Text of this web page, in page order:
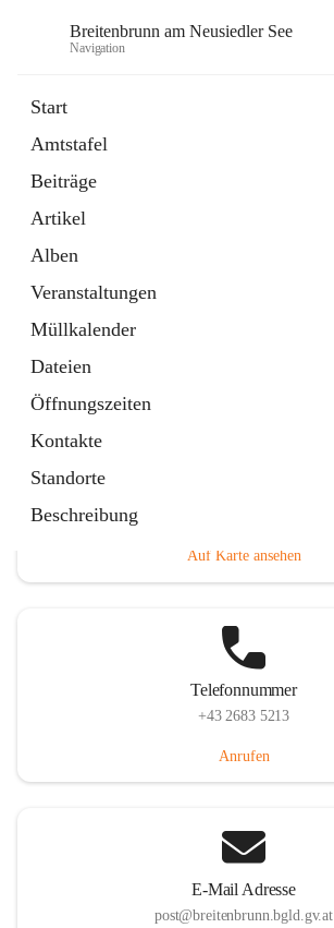
Breitenbrunn am Neusiedler See
Navigation
Start
Amtstafel
Beiträge
Artikel
Alben
Veranstaltungen
Müllkalender
Dateien
Öffnungszeiten
Kontakte
Standorte
Beschreibung
18 Schnellzugriffe
Gemeindeservice
Auf Karte ansehen
Telefonnummer
+43 2683 5213
Anrufen
E-Mail Adresse
post@breitenbrunn.bgld.gv.at